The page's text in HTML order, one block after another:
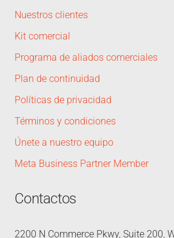
Nuestros clientes
Kit comercial
Programa de aliados comerciales
Plan de continuidad
Políticas de privacidad
Términos y condiciones
Únete a nuestro equipo
Meta Business Partner Member
Contactos
2200 N Commerce Pkwy, Suite 200,